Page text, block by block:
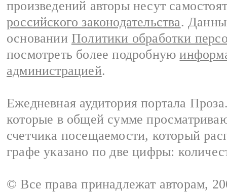
произведений авторы несут
российского законодательства.
основании Политики обработки
посмотреть более подробную
администрацией.
Ежедневная аудитория портала
которые в общей сумме
счетчика посещаемости, который
графе указано по две цифры:
© Все права принадлежат авторам,